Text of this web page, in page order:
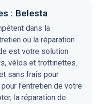
: Belesta
dans la
ou la réparation
est votre solution
vélos et trottinettes.
sans frais pour
l’entretien de votre
la réparation de